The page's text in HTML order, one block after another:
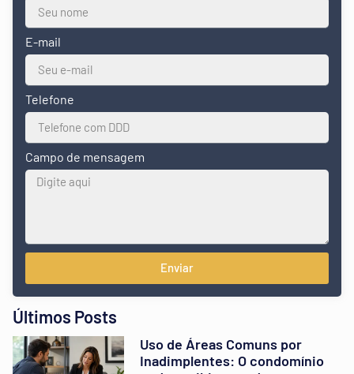
E-mail
Telefone
Campo de mensagem
Enviar
Últimos Posts
Uso de Áreas Comuns por
Inadimplentes: O condomínio